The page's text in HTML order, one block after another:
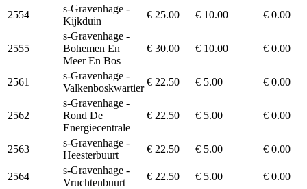
2554
s-Gravenhage -
Kijkduin
€ 25.00 € 10.00 € 0.00
2555
s-Gravenhage -
Bohemen En
Meer En Bos
€ 30.00 € 10.00 € 0.00
2561
s-Gravenhage -
Valkenboskwartier
€ 22.50 € 5.00 € 0.00
2562
s-Gravenhage -
Rond De
Energiecentrale
€ 22.50 € 5.00 € 0.00
2563
s-Gravenhage -
Heesterbuurt
€ 22.50 € 5.00 € 0.00
2564
s-Gravenhage -
Vruchtenbuurt
€ 22.50 € 5.00 € 0.00